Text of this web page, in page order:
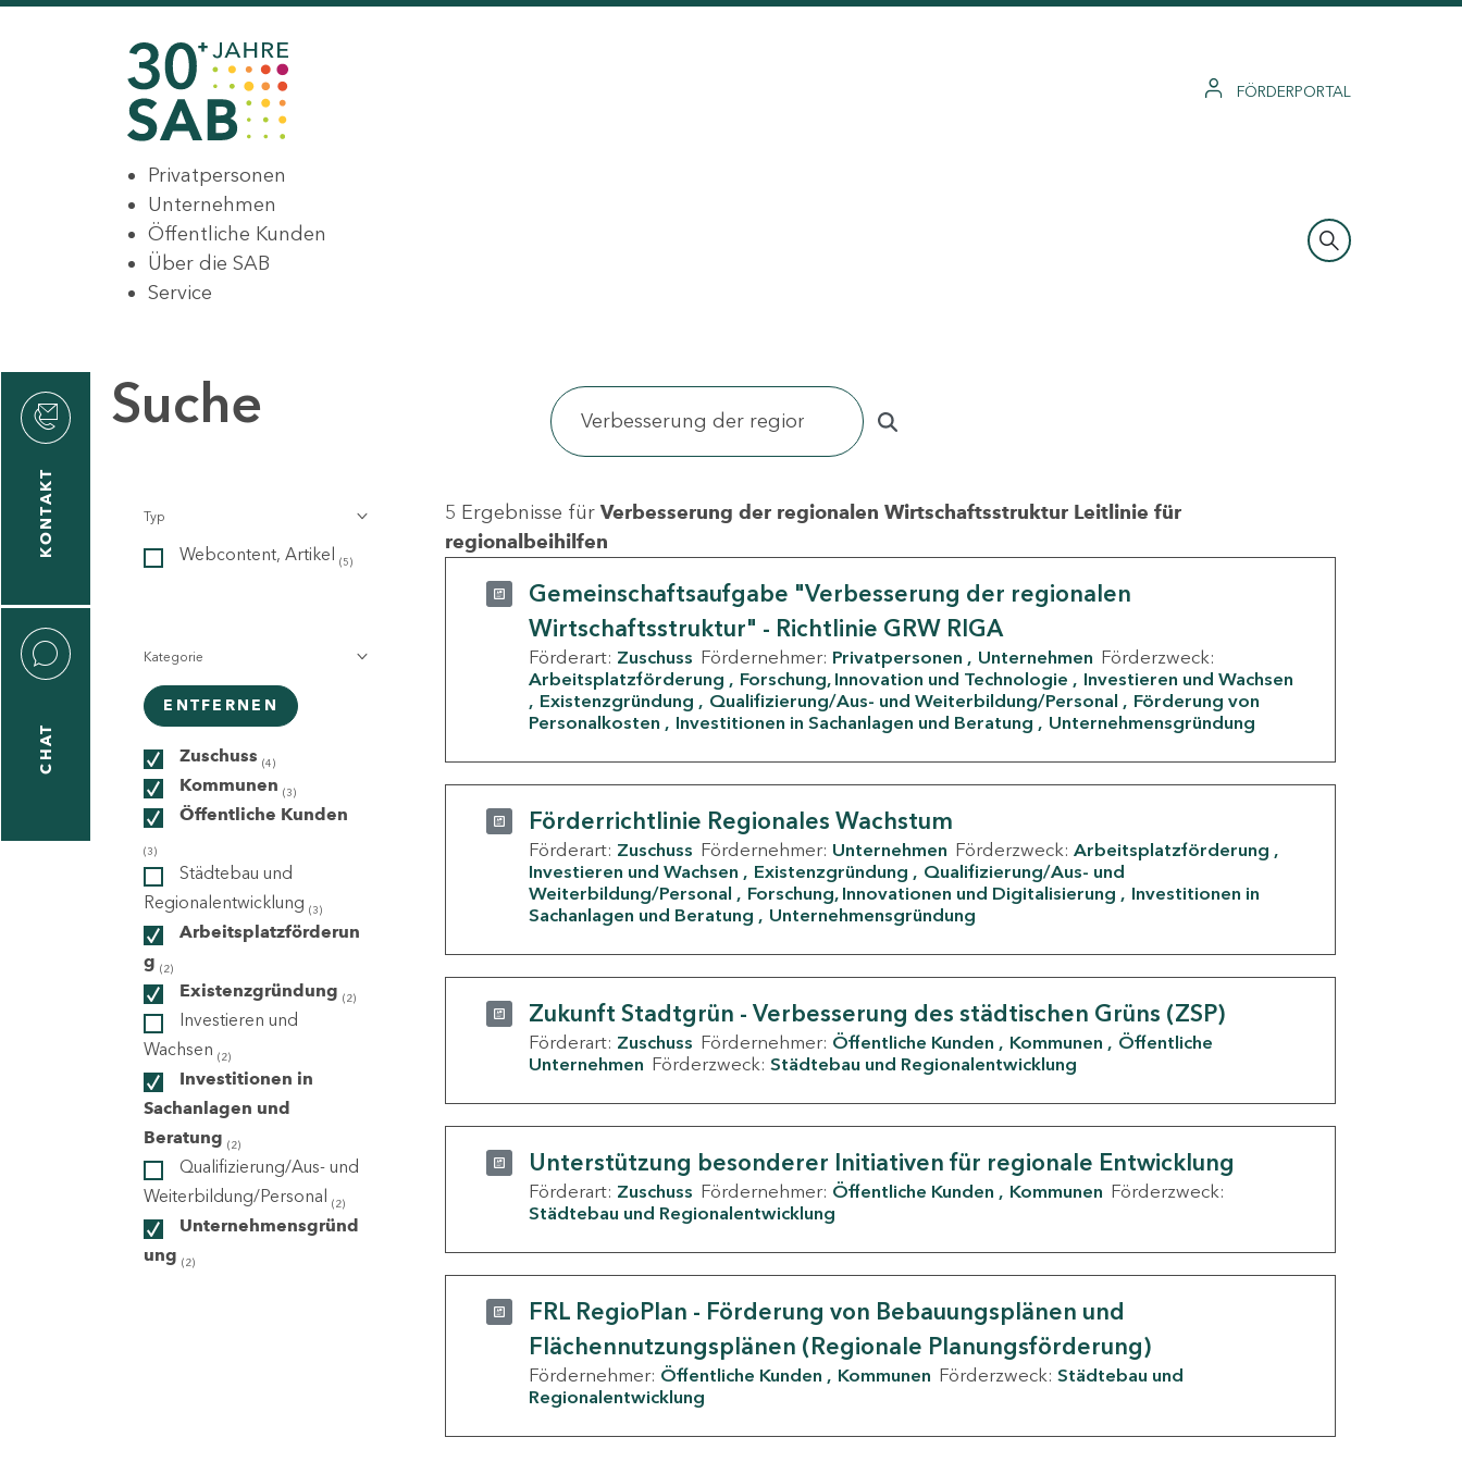
FÖRDERPORTAL
Privatpersonen
Unternehmen
Öffentliche Kunden
Über die SAB
Service
KONTAKT
CHAT
Suche
Typ
Webcontent, Artikel (5)
Kategorie
ENTFERNEN
Zuschuss (4)
Kommunen (3)
Öffentliche Kunden
(3)
Städtebau und
Regionalentwicklung (3)
Arbeitsplatzförderun
g (2)
Existenzgründung (2)
Investieren und
Wachsen (2)
Investitionen in
Sachanlagen und
Beratung (2)
Qualifizierung/Aus- und
Weiterbildung/Personal (2)
Unternehmensgründ
ung (2)
5 Ergebnisse für Verbesserung der regionalen Wirtschaftsstruktur Leitlinie für
regionalbeihilfen
Gemeinschaftsaufgabe "Verbesserung der regionalen
Wirtschaftsstruktur" - Richtlinie GRW RIGA
Förderart: Zuschuss Fördernehmer: Privatpersonen Unternehmen Förderzweck:
Arbeitsplatzförderung
Forschung, Innovation und Technologie
Investieren und Wachsen
Existenzgründung
Qualifizierung/Aus- und Weiterbildung/Personal
Förderung von
Personalkosten
Investitionen in Sachanlagen und Beratung Unternehmensgründung
Förderrichtlinie Regionales Wachstum
Förderart: Zuschuss Fördernehmer: Unternehmen Förderzweck: Arbeitsplatzförderung
Investieren und Wachsen
Existenzgründung
Qualifizierung/Aus- und
Weiterbildung/Personal
Forschung, Innovationen und Digitalisierung
Investitionen in
Sachanlagen und Beratung
Unternehmensgründung
Zukunft Stadtgrün - Verbesserung des städtischen Grüns (ZSP)
Förderart: Zuschuss Fördernehmer: Öffentliche Kunden Kommunen
Öffentliche
Unternehmen Förderzweck: Städtebau und Regionalentwicklung
Unterstützung besonderer Initiativen für regionale Entwicklung
Förderart: Zuschuss Fördernehmer: Öffentliche Kunden Kommunen Förderzweck:
Städtebau und Regionalentwicklung
FRL RegioPlan - Förderung von Bebauungsplänen und
Flächennutzungsplänen (Regionale Planungsförderung)
Fördernehmer: Öffentliche Kunden Kommunen Förderzweck: Städtebau und
Regionalentwicklung